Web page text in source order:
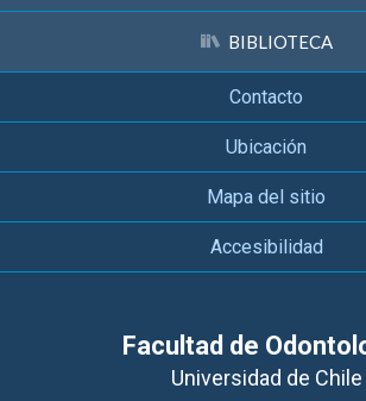
BIBLIOTECA
Contacto
Ubicación
Mapa del sitio
Accesibilidad
Facultad de
Universidad de Chile